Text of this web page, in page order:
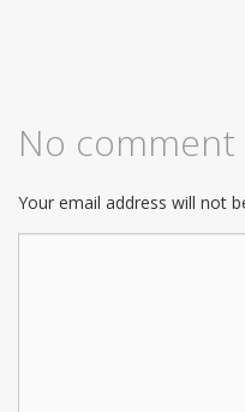
No comment
Your email address will not